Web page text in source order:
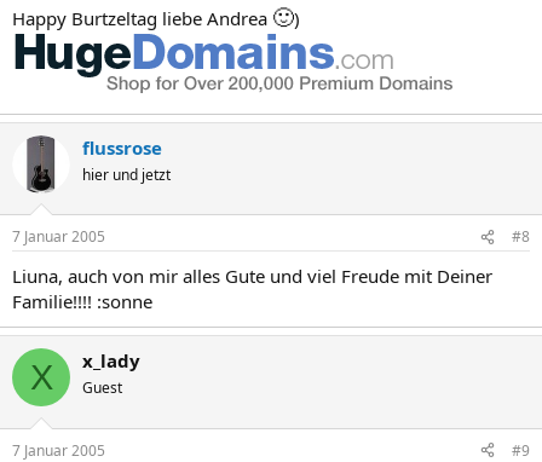
Happy Burtzeltag liebe Andrea 🙂)
flussrose
hier und jetzt
7 Januar 2005 #8
Liuna, auch von mir alles Gute und viel Freude mit Deiner
Familie!!!! :sonne
X x_lady
Guest
7 Januar 2005 #9